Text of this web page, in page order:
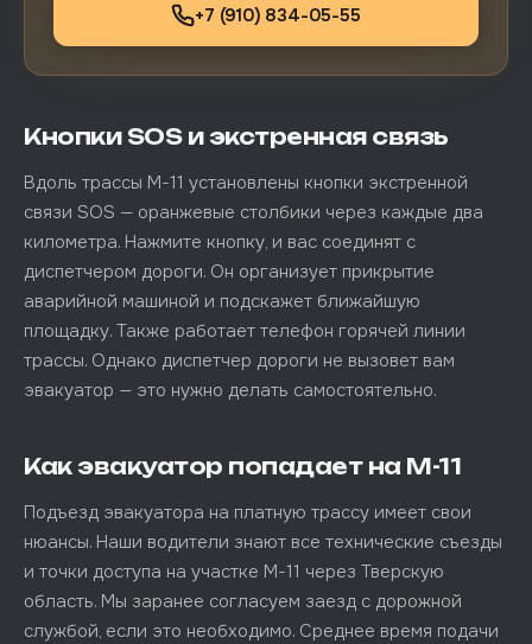
+7 (910) 834-05-55
Кнопки SOS и экстренная связь
Вдоль трассы М-11 установлены кнопки экстренной
связи SOS — оранжевые столбики через каждые два
километра. Нажмите кнопку, и вас соединят с
диспетчером дороги. Он организует прикрытие
аварийной машиной и подскажет ближайшую
площадку. Также работает телефон горячей линии
трассы. Однако диспетчер дороги не вызовет вам
эвакуатор — это нужно делать самостоятельно.
Как эвакуатор попадает на М-11
Подъезд эвакуатора на платную трассу имеет свои
нюансы. Наши водители знают все технические съезды
и точки доступа на участке М-11 через Тверскую
область. Мы заранее согласуем заезд с дорожной
службой, если это необходимо. Среднее время подачи